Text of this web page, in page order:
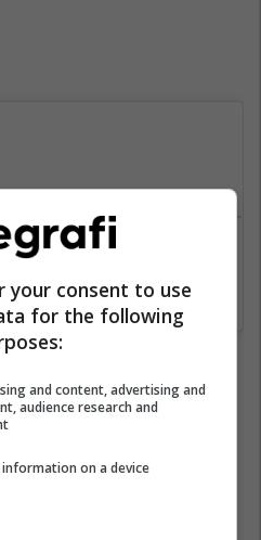
your consent to use
for the following
and content, advertising and
audience research and
on a device